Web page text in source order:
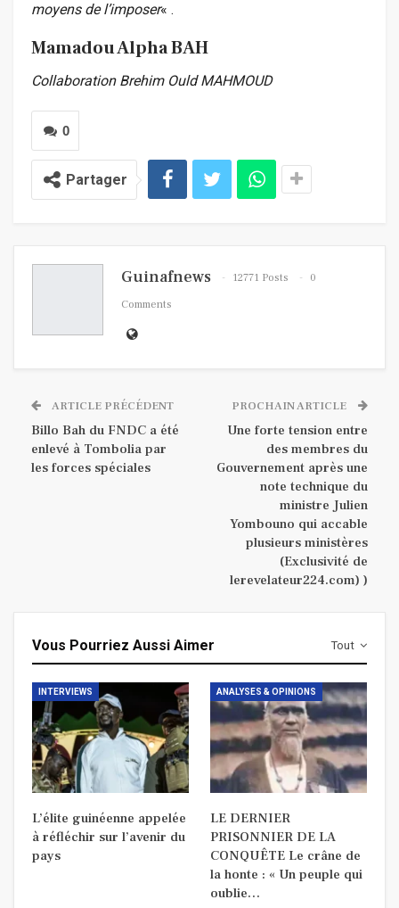
moyens de l’imposer« .
Mamadou Alpha BAH
Collaboration Brehim Ould MAHMOUD
0
Partager
Guinafnews 12771 Posts
0
Comments
ARTICLE PRÉCÉDENT
Billo Bah du FNDC a été
enlevé à Tombolia par
les forces spéciales
PROCHAIN ARTICLE
Une forte tension entre
des membres du
Gouvernement après une
note technique du
ministre Julien
Yombouno qui accable
plusieurs ministères
(Exclusivité de
lerevelateur224.com) )
Tout
Vous Pourriez Aussi Aimer
INTERVIEWS
L’élite guinéenne appelée
à réfléchir sur l’avenir du
pays
ANALYSES & OPINIONS
LE DERNIER
PRISONNIER DE LA
CONQUÊTE Le crâne de
la honte : « Un peuple qui
oublie…